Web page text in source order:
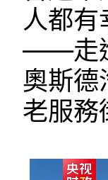
人都有
——走
奧斯德
老服務